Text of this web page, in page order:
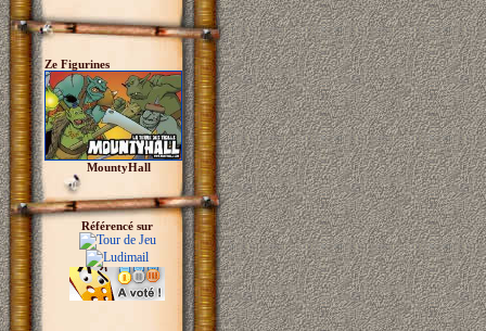
Ze Figurines
MountyHall
Référencé sur